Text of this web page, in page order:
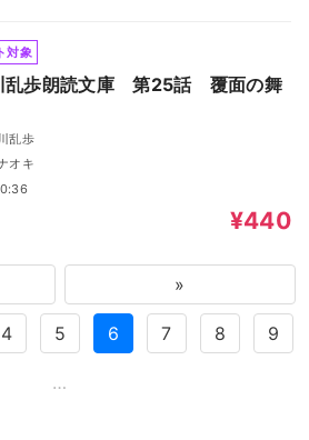
対象
乱歩朗読文庫 第25話 覆面の舞
乱歩
オキ
¥440
»
4 5 6 7 8 9
…